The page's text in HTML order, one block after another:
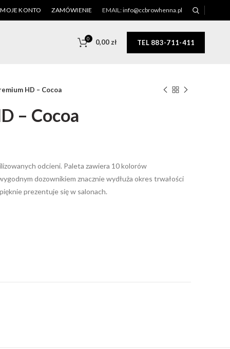
MOJE KONTO ZAMÓWIENIE EMAIL:info@ccbrowhenna.pl
0 0,00 zł TEL 883-711-411
HD – Cocoa
– Cocoa
odcieni. Paleta zawiera 10 kolorów
dozownikiem znacznie wydłuża okres trwałości
prezentuje się w salonach.